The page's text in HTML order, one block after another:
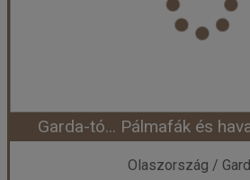
Garda-tó... Pálmafák és
Olaszország /